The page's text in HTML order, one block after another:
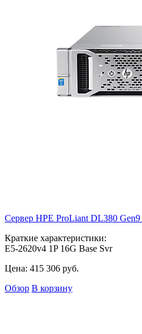
Сервер HPE ProLiant DL380 Gen9
Краткие характеристики:
E5-2620v4 1P 16G Base Svr
Цена: 415 306 руб.
Обзор В корзину